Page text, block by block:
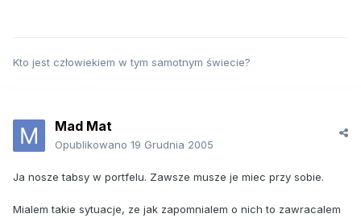
Kto jest człowiekiem w tym samotnym świecie?
Mad Mat
Opublikowano 19 Grudnia 2005
Ja nosze tabsy w portfelu. Zawsze musze je miec przy sobie.
Mialem takie sytuacje, ze jak zapomnialem o nich to zawracalem